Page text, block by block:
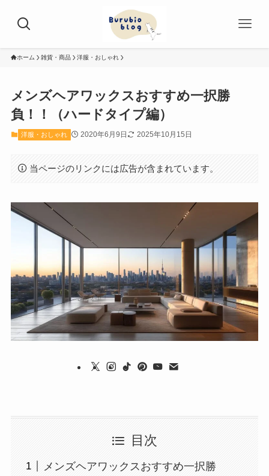
ホーム 雑貨・商品 洋服・おしゃれ
メンズヘアワックスおすすめ一択勝
負！！（ハードタイプ編）
洋服・おしゃれ 2020年6月9日 2025年10月15日
当ページのリンクには広告が含まれています。
目次
メンズヘアワックスおすすめ一択勝